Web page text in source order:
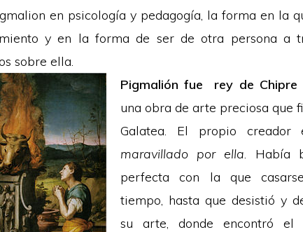
en psicología y pedagogía, la forma en la
y en la forma de ser de otra persona a
sobre ella.
Pigmalión fue rey de Chipre
una obra de arte preciosa que
Galatea. El propio creador
maravillado por ella. Había
perfecta con la que
tiempo, hasta que desistió y
su arte, donde encontró el